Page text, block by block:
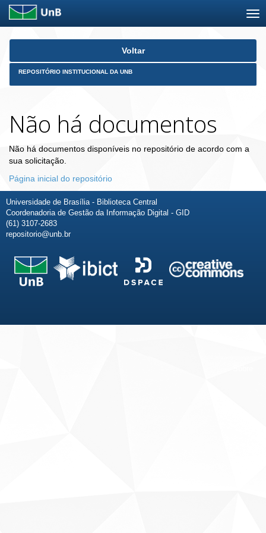
Skip
Voltar
REPOSITÓRIO INSTITUCIONAL DA UNB
Não há documentos
Não há documentos disponíveis no repositório de acordo com a
sua solicitação.
Página inicial do repositório
Universidade de Brasília - Biblioteca Central
Coordenadoria de Gestão da Informação Digital - GID
(61) 3107-2683
repositorio@unb.br